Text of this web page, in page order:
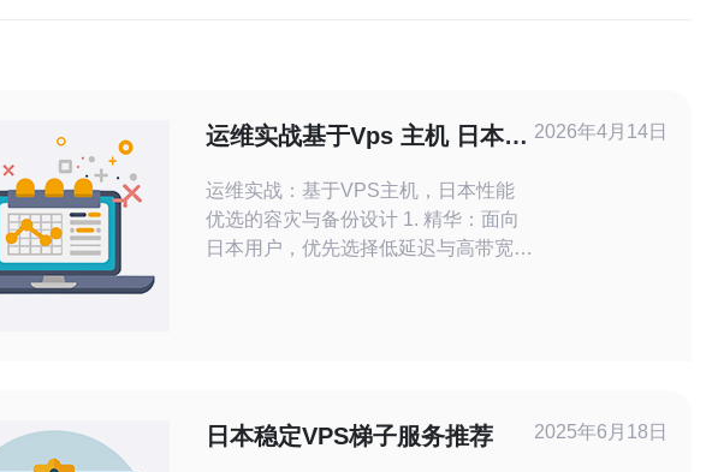
运维实战基于Vps 主机 日本性
运维实战：基于VPS主机，日本性能
优选的容灾与备份设计 1. 精华：面向
日本用户，优先选择低延迟与高带宽的
自动化与监控驱动的容灾策略（健康检
查、D
2026年4月14日
日本稳定VPS梯子服务推荐 2025年6月18日